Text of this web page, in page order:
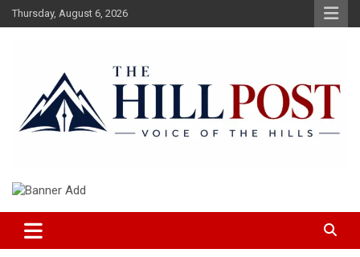
Skip
to
Thursday, August 6, 2026
The Hillpost